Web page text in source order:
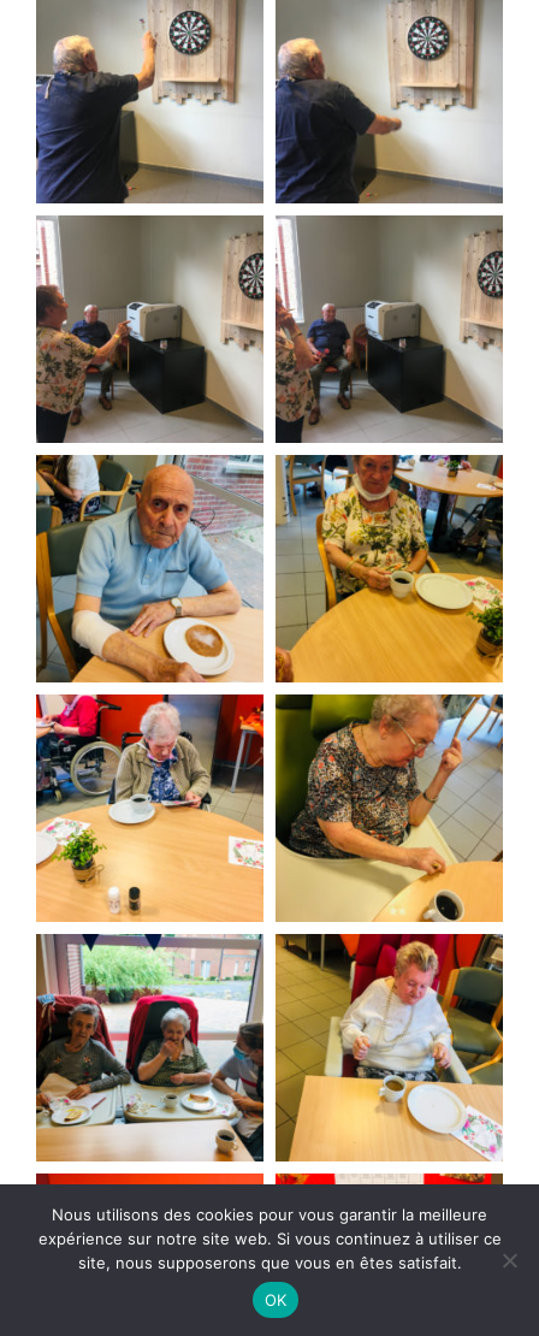
Nous utilisons des cookies pour vous garantir la meilleure
expérience sur notre site web. Si vous continuez à utiliser ce
site, nous supposerons que vous en êtes satisfait.
OK